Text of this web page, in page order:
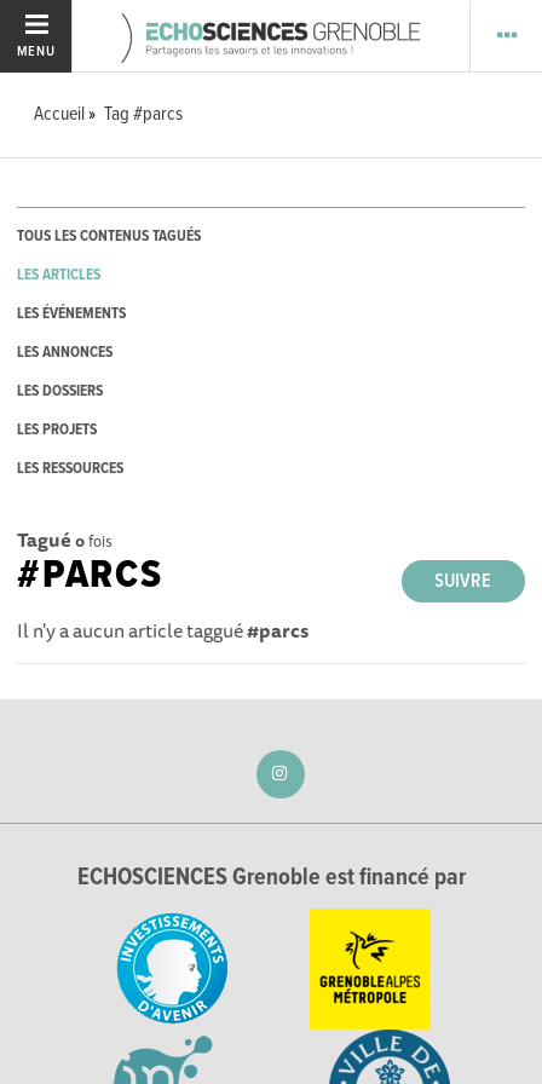
MENU
Accueil Tag #parcs
TOUS LES CONTENUS TAGUÉS
LES ARTICLES
LES ÉVÉNEMENTS
LES ANNONCES
LES DOSSIERS
LES PROJETS
LES RESSOURCES
Tagué 0fois
SUIVRE
#PARCS
Il n'y a aucun article taggué#parcs
ECHOSCIENCES Grenoble est financé par